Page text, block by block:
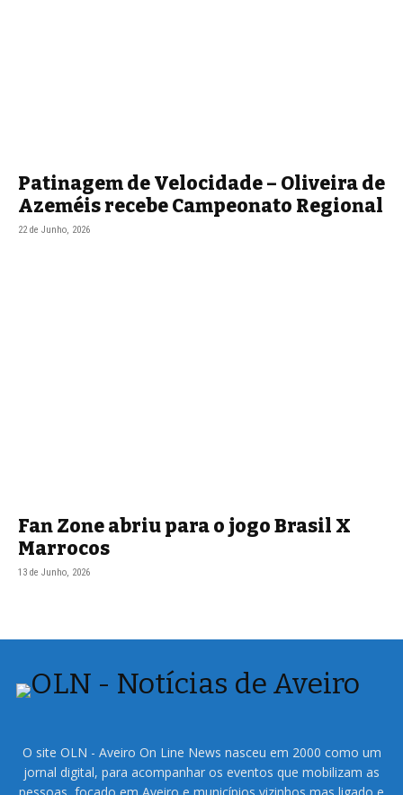
Patinagem de Velocidade – Oliveira de
Azeméis recebe Campeonato Regional
22 de Junho, 2026
Fan Zone abriu para o jogo Brasil X
Marrocos
13 de Junho, 2026
O site OLN - Aveiro On Line News nasceu em 2000 como um
jornal digital, para acompanhar os eventos que mobilizam as